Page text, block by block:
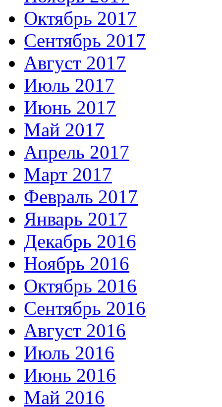
Октябрь 2017
Сентябрь 2017
Август 2017
Июль 2017
Июнь 2017
Май 2017
Апрель 2017
Март 2017
Февраль 2017
Январь 2017
Декабрь 2016
Ноябрь 2016
Октябрь 2016
Сентябрь 2016
Август 2016
Июль 2016
Июнь 2016
Май 2016